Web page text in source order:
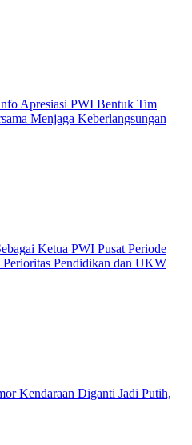
Apresiasi PWI Bentuk Tim
Menjaga Keberlangsungan
Ketua PWI Pusat Periode
Pendidikan dan UKW
Kendaraan Diganti Jadi Putih,